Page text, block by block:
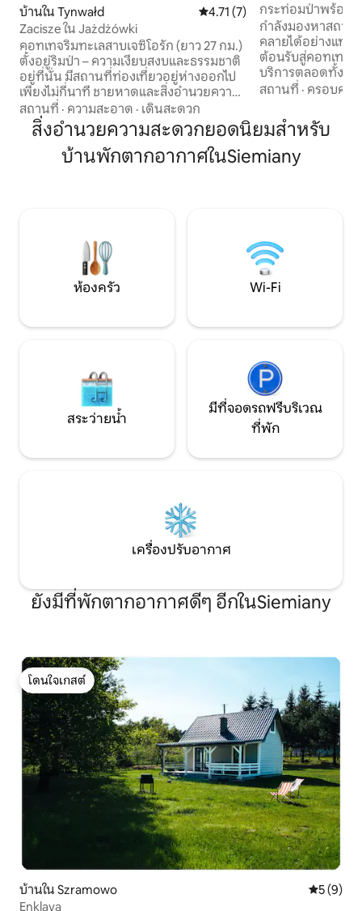
บ้านใน Tynwałd คะแนนเฉลี่ย 4.71 จาก 5, 7 รีวิว
4.71 (7)
Zacisze ใน Jażdżówki
คอทเทจริมทะเลสาบเจซิโอรัก (ยาว 27 กม.)
ตั้งอยู่ริมป่า – ความเงียบสงบและธรรมชาติ
อยู่ที่นั่น มีสถานที่ท่องเที่ยวอยู่ห่างออกไป
เพียงไม่กี่นาที ชายหาดและสิ่งอำนวยความ
สะดวกในมาเคา (เดินทางโดยรถยนต์ 5
นาที) และยังอยู่ใกล้อีลาวา ซึ่งมีร้านอาหาร
และตัวเลือกความบันเทิงมากมาย การ
ตกแต่งภายในที่เรียบง่ายและได้รับการดูแล
อย่างดี: ห้องนอน 1 ห้องและห้องนั่งเล่น
เหมาะอย่างยิ่งสำหรับการพักผ่อนอย่าง
สงบ ห่างจากความเร่งรีบและวุ่นวายของ
สถานที่ · ความสะอาด · เดินสะดวก
กระท่อมป่าพร้อมจ
เงียบสงบ
กำลังมองหาสถา
คลายได้อย่างแท้จ
ต้อนรับสู่คอทเทจอั
บริการตลอดทั้งปี
สงบและงดงาม ม
ที่สุดห่างออกไปประ
พักสามารถใช้ห้อง
เล่นได้ อย่างไรก็ต
ให้มีคนเข้าพักในค
สถานที่ · ครอบครัว
สิ่งอำนวยความสะดวกยอดนิยมสำหรับ
บ้านพักตากอากาศในSiemiany
ห้องครัว Wi-Fi
สระว่ายน้ำ
มีที่จอดรถฟรีบริเวณ
ที่พัก
เครื่องปรับอากาศ
ยังมีที่พักตากอากาศดีๆ อีกในSiemiany
โดนใจเกสต์
โดนใจเกสต์
บ้านใน Szramowo คะแนนเฉ
5 (9)
Enklava